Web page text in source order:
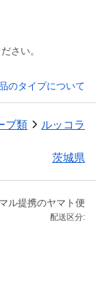
さい。
のタイプについて
ブ類 ルッコラ
茨城県
ル提携のヤマト便
配送区分: